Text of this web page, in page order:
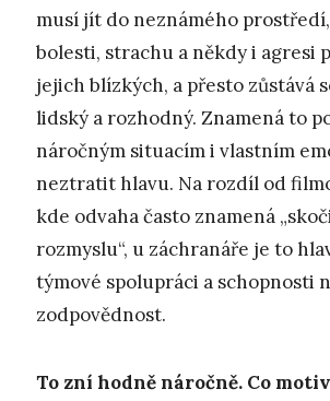
musí jít do neznámého
bolesti, strachu a někdy i agresi
jejich blízkých, a přesto zůstává
lidský a rozhodný. Znamená to
náročným situacím i vlastním
neztratit hlavu. Na rozdíl od
kde odvaha často znamená
rozmyslu“, u záchranáře je to
týmové spolupráci a schopnosti
zodpovědnost.
To zní hodně náročně. Co